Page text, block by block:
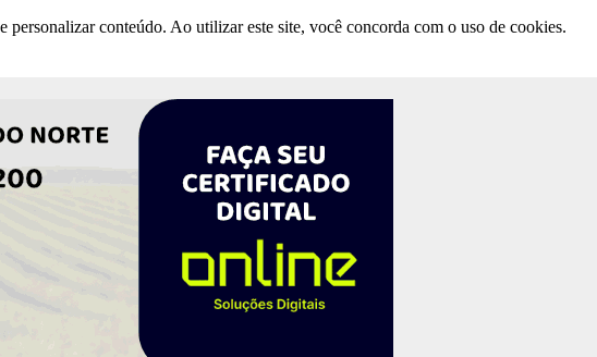
conteúdo. Ao utilizar este site, você concorda com o uso de cookies.